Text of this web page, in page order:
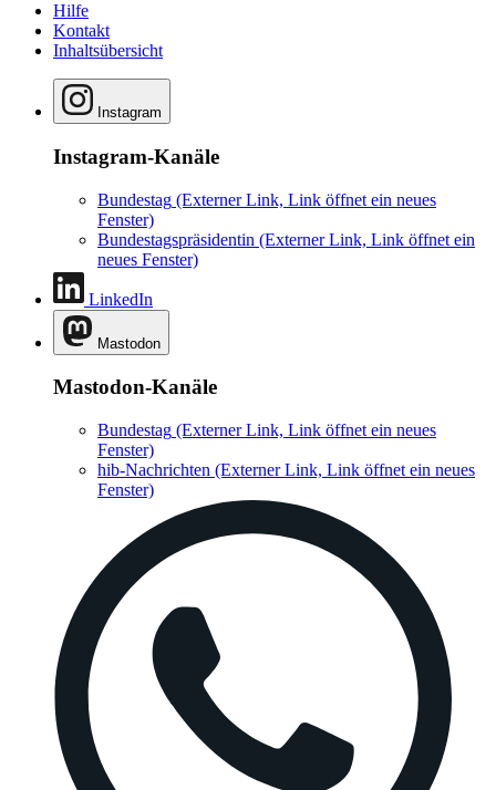
Hilfe
Kontakt
Inhaltsübersicht
Instagram
Instagram-Kanäle
Bundestag (Externer Link, Link öffnet ein neues
Fenster)
Bundestagspräsidentin (Externer Link, Link öffnet ein
neues Fenster)
LinkedIn
Mastodon
Mastodon-Kanäle
Bundestag (Externer Link, Link öffnet ein neues
Fenster)
hib-Nachrichten (Externer Link, Link öffnet ein neues
Fenster)